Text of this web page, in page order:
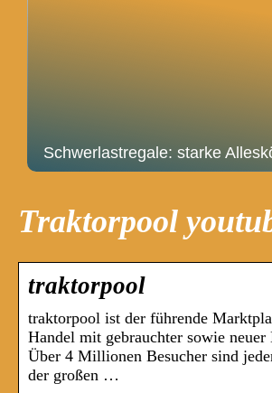
Schwerlastregale: starke
Traktorpool
traktorpool
traktorpool ist der führende
Handel mit gebrauchter sowie neuer
Über 4 Millionen Besucher sind
der großen …